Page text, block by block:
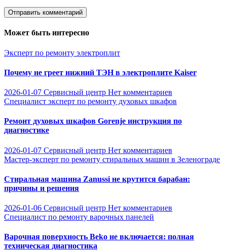
Может быть интересно
Эксперт по ремонту электроплит
Почему не греет нижний ТЭН в электроплите Kaiser
2026-01-07 Сервисный центр Нет комментариев
Специалист эксперт по ремонту духовых шкафов
Ремонт духовых шкафов Gorenje инструкция по
диагностике
2026-01-07 Сервисный центр Нет комментариев
Мастер-эксперт по ремонту стиральных машин в Зеленограде
Стиральная машина Zanussi не крутится барабан:
причины и решения
2026-01-06 Сервисный центр Нет комментариев
Специалист по ремонту варочных панелей
Варочная поверхность Beko не включается: полная
техническая диагностика